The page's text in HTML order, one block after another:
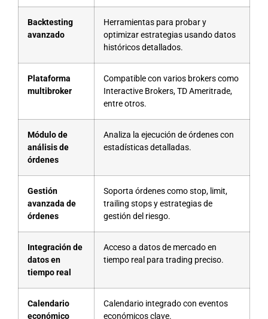
Backtesting
avanzado
Herramientas para probar y
optimizar estrategias usando datos
históricos detallados.
Plataforma
multibroker
Compatible con varios brokers como
Interactive Brokers, TD Ameritrade,
entre otros.
Módulo de
análisis de
órdenes
Analiza la ejecución de órdenes con
estadísticas detalladas.
Gestión
avanzada de
órdenes
Soporta órdenes como stop, limit,
trailing stops y estrategias de
gestión del riesgo.
Integración de
datos en
tiempo real
Acceso a datos de mercado en
tiempo real para trading preciso.
Calendario
económico
Calendario integrado con eventos
económicos clave.